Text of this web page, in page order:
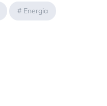
# Energia